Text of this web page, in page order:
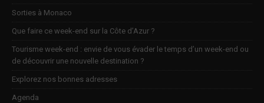
Sorties à Monaco
Que faire ce week-end sur la Côte d’Azur ?
Tourisme week-end : envie de vous évader le temps d’un week-end ou
de découvrir une nouvelle destination ?
Explorez nos bonnes adresses
Agenda